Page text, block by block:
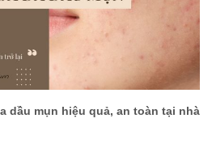
dầu mụn hiệu quả, an toàn tại nhà